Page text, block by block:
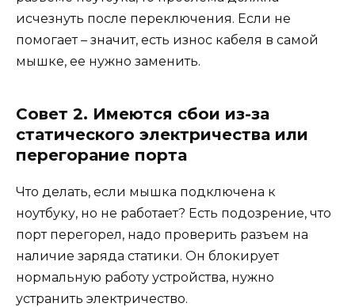
исчезнуть после переключения. Если не
помогает – значит, есть износ кабеля в самой
мышке, ее нужно заменить.
Совет 2. Имеются сбои из-за
статического электричества или
перегорание порта
Что делать, если мышка подключена к
ноутбуку, но не работает? Есть подозрение, что
порт перегорел, надо проверить разъем на
наличие заряда статики. Он блокирует
нормальную работу устройства, нужно
устранить электричество.